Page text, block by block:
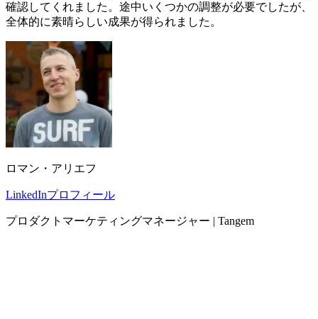
確認してくれました。途中いくつかの調整が必要でしたが、
全体的に素晴らしい成果が得られました。
ロマン・アリエフ
LinkedInプロフィール
プロダクトマーケティングマネージャー | Tangem